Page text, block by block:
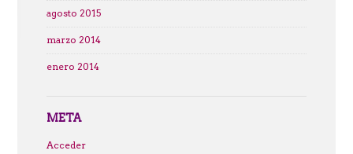
agosto 2015
marzo 2014
enero 2014
META
Acceder